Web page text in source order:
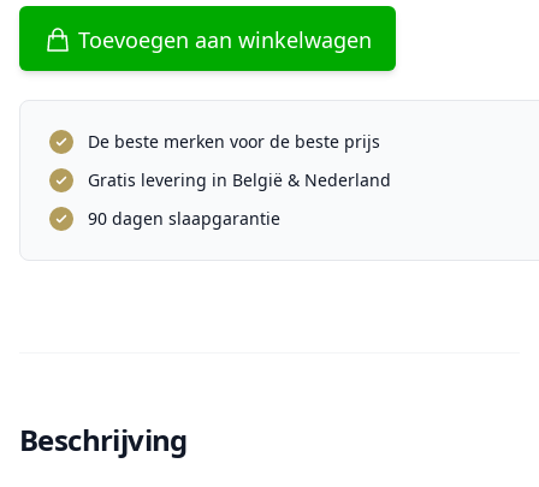
Toevoegen aan winkelwagen
De beste merken voor de beste prijs
Gratis levering in België & Nederland
90 dagen slaapgarantie
Beschrijving